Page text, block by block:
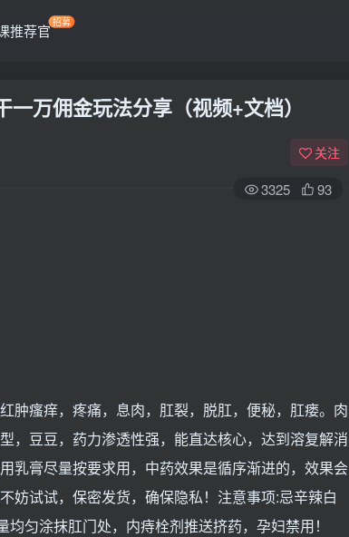
推荐官招募
万佣金玩法分享（视频+文档）
关注
3325 93
肿瘙痒，疼痛，息肉，肛裂，脱肛，便秘，肛瘘。肉
豆豆，药力渗透性强，能直达核心，达到溶复解消
乳膏尽量按要求用，中药效果是循序渐进的，效果会
妨试试，保密发货，确保隐私！注意事项:忌辛辣白
匀涂抹肛门处，内痔栓剂推送挤药，孕妇禁用！